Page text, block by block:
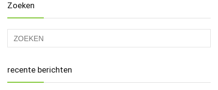
Zoeken
recente berichten